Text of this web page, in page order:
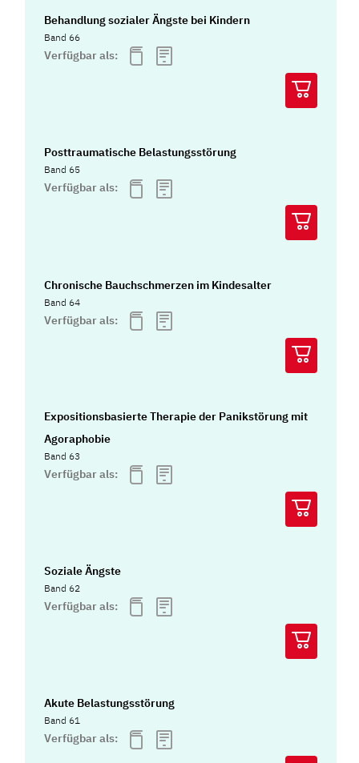
Behandlung sozialer Ängste bei Kindern
Band 66
Verfügbar als:
Posttraumatische Belastungsstörung
Band 65
Verfügbar als:
Chronische Bauchschmerzen im Kindesalter
Band 64
Verfügbar als:
Expositionsbasierte Therapie der Panikstörung mit
Agoraphobie
Band 63
Verfügbar als:
Soziale Ängste
Band 62
Verfügbar als:
Akute Belastungsstörung
Band 61
Verfügbar als: